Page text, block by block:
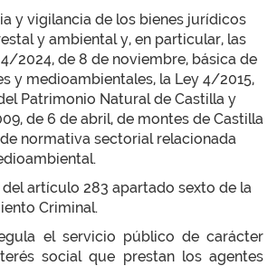
y vigilancia de los bienes jurídicos
y ambiental y, en particular, las
2024, de 8 de noviembre, básica de
y medioambientales, la Ley 4/2015,
Patrimonio Natural de Castilla y
de 6 de abril, de montes de Castilla
normativa sectorial relacionada
artículo 283 apartado sexto de la
Criminal.
el servicio público de carácter
social que prestan los agentes